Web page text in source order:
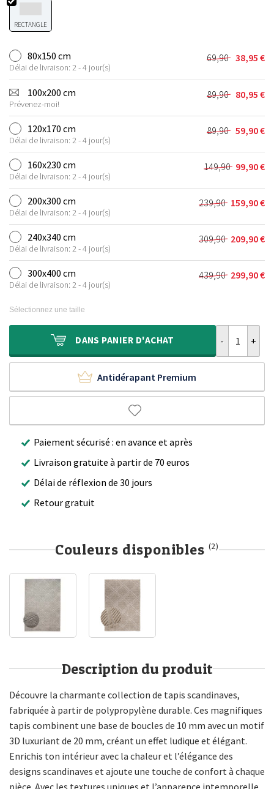
RECTANGLE
80x150 cm
Délai de livraison: 2 - 4 jour(s)
69,90
Le
prix
initial
était :
69,90 €.
38,95 €
Le
prix
actuel
est :
38,95 €.
100x200 cm
Prévenez-moi!
89,90
Le
prix
initial
était :
89,90 €.
80,95 €
Le
prix
actuel
est :
80,95 €.
120x170 cm
Délai de livraison: 2 - 4 jour(s)
89,90
Le
prix
initial
était :
89,90 €.
59,90€
Le
prix
actuel
est :
59,90 €.
160x230 cm
Délai de livraison: 2 - 4 jour(s)
149,90
Le
prix
initial
était :
149,90 €.
99,90€
Le
prix
actuel
est :
99,90 €.
200x300 cm
Délai de livraison: 2 - 4 jour(s)
239,90
Le
prix
initial
était :
239,90 €.
159,90€
Le
prix
actuel
est :
159,90 €.
240x340 cm
Délai de livraison: 2 - 4 jour(s)
309,90
Le
prix
initial
était :
209,90€
Le
prix
actuel
est :
300x400 cm
Délai de livraison: 2 - 4 jour(s)
439,90
Le
439,90 €.
299,90€
Le
299,90 €.
Sélectionnez une taille
DANS PANIER D'ACHAT
Antidérapant Premium
Paiement sécurisé : en avance et après
Livraison gratuite à partir de 70 euros
Délai de réflexion de 30 jours
Retour gratuit
Couleurs disponibles (2)
Description du produit
Découvre la charmante collection de tapis scandinaves,
fabriquée à partir de polypropylène durable. Ces magnifiques
tapis combinent une base de boucles de 10 mm avec un motif
3D luxuriant de 20 mm, créant un effet ludique et élégant.
Enrichis ton intérieur avec la chaleur et l’élégance des
designs scandinaves et ajoute une touche de confort à chaque
pièce. Avec les textures uniques et l’apparence intemporelle